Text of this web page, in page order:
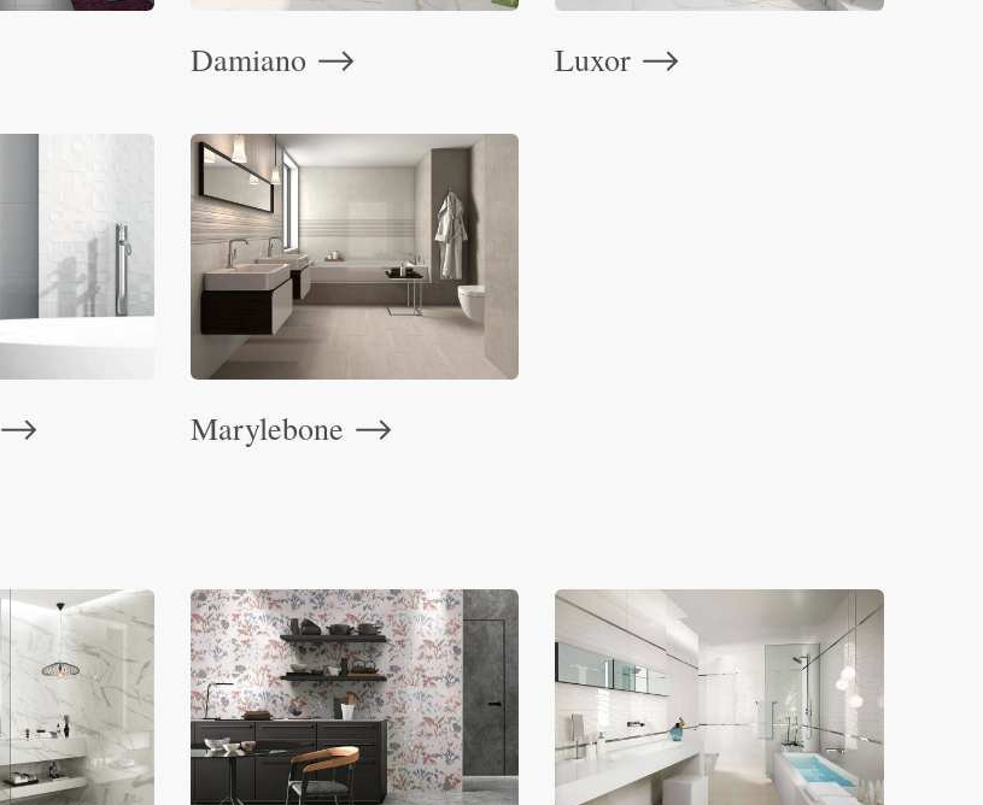
Damiano ⟶ Luxor ⟶
⟶ Marylebone ⟶